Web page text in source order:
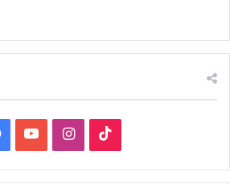
Facebook
YouTubeInstagram